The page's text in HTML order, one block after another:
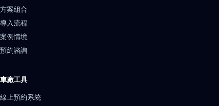
方案組合
導入流程
案例情境
預約諮詢
車廠工具
線上預約系統